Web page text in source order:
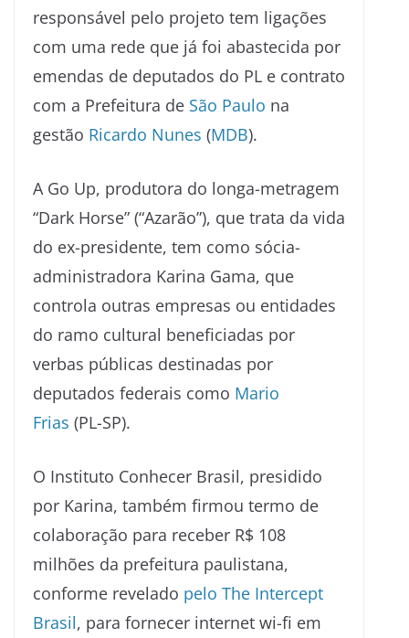
responsável pelo projeto tem ligações
com uma rede que já foi abastecida por
emendas de deputados do PL e contrato
com a Prefeitura de São Paulo na
gestão Ricardo Nunes (MDB).
A Go Up, produtora do longa-metragem
“Dark Horse” (“Azarão”), que trata da vida
do ex-presidente, tem como sócia-
administradora Karina Gama, que
controla outras empresas ou entidades
do ramo cultural beneficiadas por
verbas públicas destinadas por
deputados federais como Mario
Frias (PL-SP).
O Instituto Conhecer Brasil, presidido
por Karina, também firmou termo de
colaboração para receber R$ 108
milhões da prefeitura paulistana,
conforme revelado pelo The Intercept
Brasil, para fornecer internet wi-fi em